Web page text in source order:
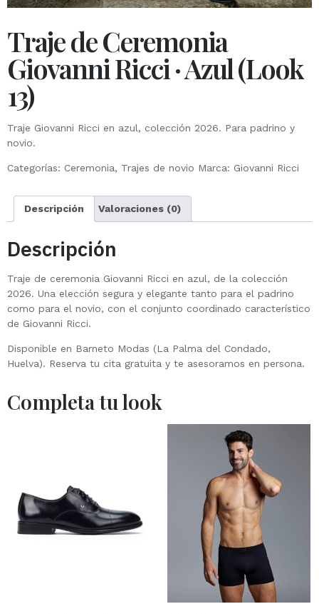
Traje de Ceremonia
Giovanni Ricci · Azul (Look
13)
Traje Giovanni Ricci en azul, colección 2026. Para padrino y
novio.
Categorías: Ceremonia, Trajes de novio Marca: Giovanni Ricci
Descripción Valoraciones (0)
Descripción
Traje de ceremonia Giovanni Ricci en azul, de la colección
2026. Una elección segura y elegante tanto para el padrino
como para el novio, con el conjunto coordinado característico
de Giovanni Ricci.
Disponible en Barneto Modas (La Palma del Condado,
Huelva). Reserva tu cita gratuita y te asesoramos en persona.